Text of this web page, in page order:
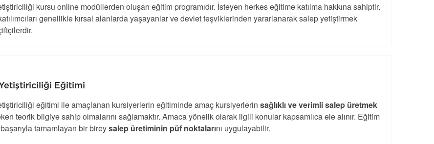
kursu online modüllerden oluşan eğitim programıdır. İsteyen herkes eğitime katılma hakkına sahiptir.
genellikle kırsal alanlarda yaşayanlar ve devlet teşviklerinden yararlanarak salep yetiştirmek
Eğitimi
eğitimi ile amaçlanan kursiyerlerin eğitiminde amaç kursiyerlerin sağlıklı ve verimli salep üretmek
teorik bilgiye sahip olmalarını sağlamaktır. Amaca yönelik olarak ilgili konular kapsamlıca ele alınır. Eğitim
tamamlayan bir bireysalep üretiminin püf noktalarını uygulayabilir.